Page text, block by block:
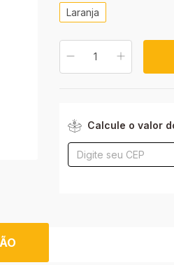
Laranja
Calcule o valor